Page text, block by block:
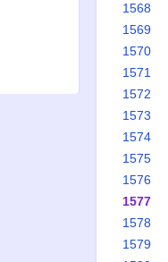
1568
1569
1570
1571
1572
1573
1574
1575
1576
1577
1578
1579